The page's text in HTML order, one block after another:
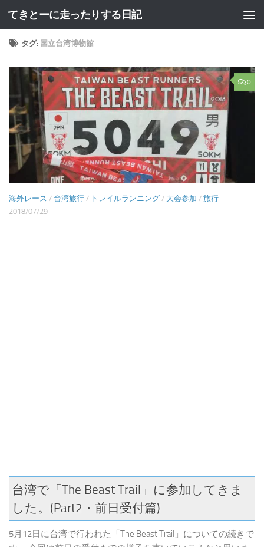
コンテンツへスキップ
てきとーに走ったりする日記
タグ: 国立台湾博物館
0
海外レース / 台湾旅行 / トレイルランニング / 大会参加 / 旅行
2018/07/29
台湾で「The Beast Trail」に参加してきま
した。(Part2・前日受付篇)
5月12日に台湾で行われた「The Beast Trail」についての続きで